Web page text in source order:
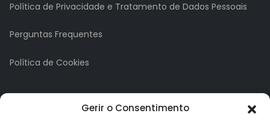
Gerir o Consentimento
Política de Privacidade e Tratamento de Dados Pessoais
Perguntas Frequentes
Política de Cookies
A minha conta